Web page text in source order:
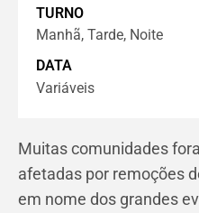
Muitas comunidades
afetadas por remoções
em nome dos grandes
TURNO
Manhã, Tarde, Noite
DATA
Variáveis